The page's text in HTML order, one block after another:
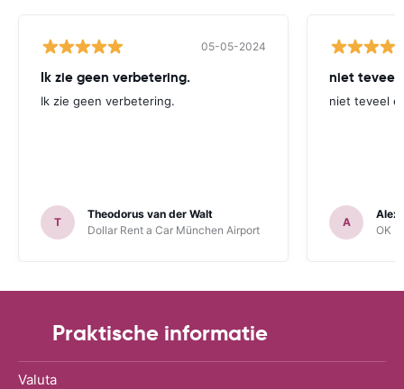
05-05-2024
Ik zie geen verbetering.
Ik zie geen verbetering.
T
Theodorus van der Walt
Dollar Rent a Car München Airport
niet teveel
niet teveel
A
OK
Praktische informatie
Valuta